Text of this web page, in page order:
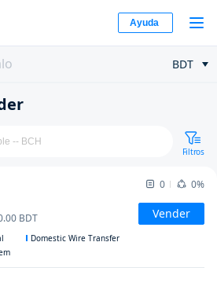
Ayuda
BDT
Filtros
0
0%
BDT Vender
Domestic Wire Transfer